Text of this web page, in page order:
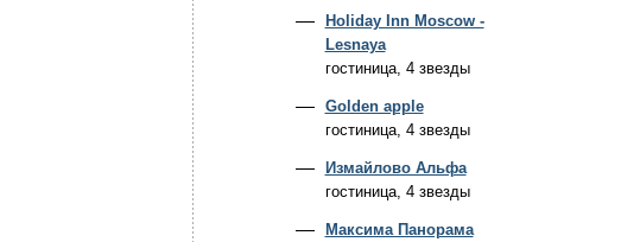
Holiday Inn Moscow -
Lesnaya
гостиница, 4 звезды
Golden apple
гостиница, 4 звезды
Измайлово Альфа
гостиница, 4 звезды
Максима Панорама